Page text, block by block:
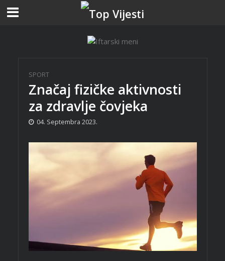
SPORT
Značaj fizičke aktivnosti
za zdravlje čovjeka
04. Septembra 2023.